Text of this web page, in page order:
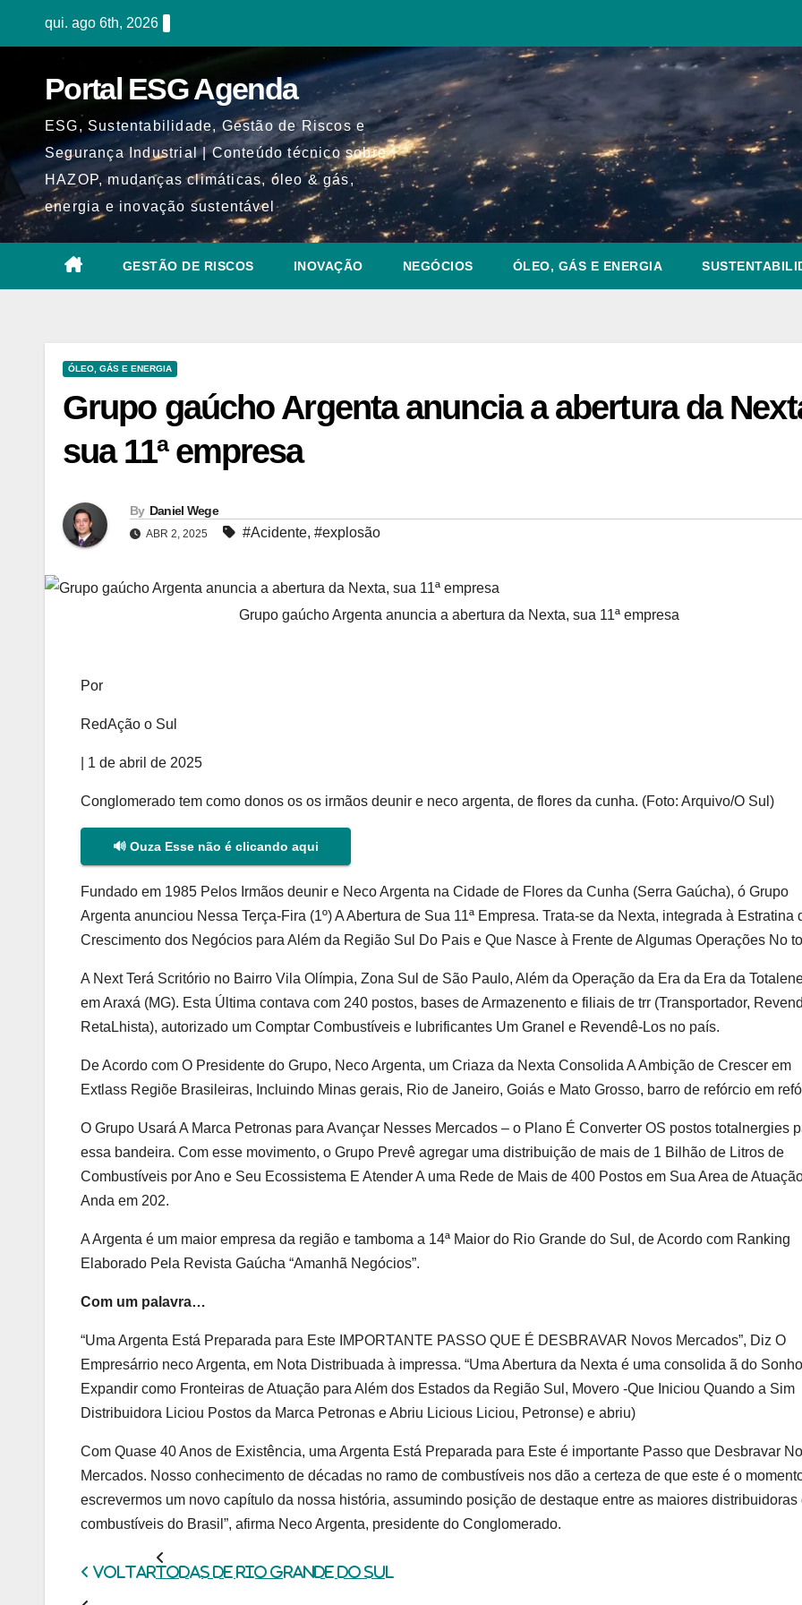
qui. ago 6th, 2026
Portal ESG Agenda
ESG, Sustentabilidade, Gestão de Riscos e
Segurança Industrial | Conteúdo técnico sobre
HAZOP, mudanças climáticas, óleo & gás,
energia e inovação sustentável
GESTÃO DE RISCOS INOVAÇÃO NEGÓCIOS ÓLEO, GÁS E ENERGIA
ÓLEO, GÁS E ENERGIA
Grupo gaúcho Argenta anuncia a abertura da
sua 11ª empresa
By Daniel Wege
ABR 2, 2025 #Acidente, #explosão
Grupo gaúcho Argenta anuncia a abertura da Nexta, sua 11ª empresa
Por
RedAção o Sul
| 1 de abril de 2025
Conglomerado tem como donos os os irmãos deunir e neco argenta, de flores da cunha. (Foto: Arquivo/O Sul)
🔊 Ouza Esse não é clicando aqui
Fundado em 1985 Pelos Irmãos deunir e Neco Argenta na Cidade de Flores da Cunha (Serra Gaúcha), ó Grupo
Argenta anunciou Nessa Terça-Fira (1º) A Abertura de Sua 11ª Empresa. Trata-se da Nexta, integrada à Estratina
Crescimento dos Negócios para Além da Região Sul Do Pais e Que Nasce à Frente de Algumas Operações No
A Next Terá Scritório no Bairro Vila Olímpia, Zona Sul de São Paulo, Além da Operação da Era da Era da
em Araxá (MG). Esta Última contava com 240 postos, bases de Armazenento e filiais de trr (Transportador,
RetaLhista), autorizado um Comptar Combustíveis e lubrificantes Um Granel e Revendê-Los no país.
De Acordo com O Presidente do Grupo, Neco Argenta, um Criaza da Nexta Consolida A Ambição de Crescer em
Extlass Regiõe Brasileiras, Incluindo Minas gerais, Rio de Janeiro, Goiás e Mato Grosso, barro de refórcio em
O Grupo Usará A Marca Petronas para Avançar Nesses Mercados – o Plano É Converter OS postos totalnergies
essa bandeira. Com esse movimento, o Grupo Prevê agregar uma distribuição de mais de 1 Bilhão de Litros de
Combustíveis por Ano e Seu Ecossistema E Atender A uma Rede de Mais de 400 Postos em Sua Area de
Anda em 202.
A Argenta é um maior empresa da região e tamboma a 14ª Maior do Rio Grande do Sul, de Acordo com Ranking
Elaborado Pela Revista Gaúcha “Amanhã Negócios”.
Com um palavra…
“Uma Argenta Está Preparada para Este IMPORTANTE PASSO QUE É DESBRAVAR Novos Mercados”, Diz O
Empresárrio neco Argenta, em Nota Distribuada à impressa. “Uma Abertura da Nexta é uma consolida ã do
Expandir como Fronteiras de Atuação para Além dos Estados da Região Sul, Movero -Que Iniciou Quando a Sim
Distribuidora Liciou Postos da Marca Petronas e Abriu Licious Liciou, Petronse) e abriu)
Com Quase 40 Anos de Existência, uma Argenta Está Preparada para Este é importante Passo que Desbravar
Mercados. Nosso conhecimento de décadas no ramo de combustíveis nos dão a certeza de que este é o
escrevermos um novo capítulo da nossa história, assumindo posição de destaque entre as maiores distribuidoras
combustíveis do Brasil”, afirma Neco Argenta, presidente do Conglomerado.
VoltarTodas de Rio Grande do Sul